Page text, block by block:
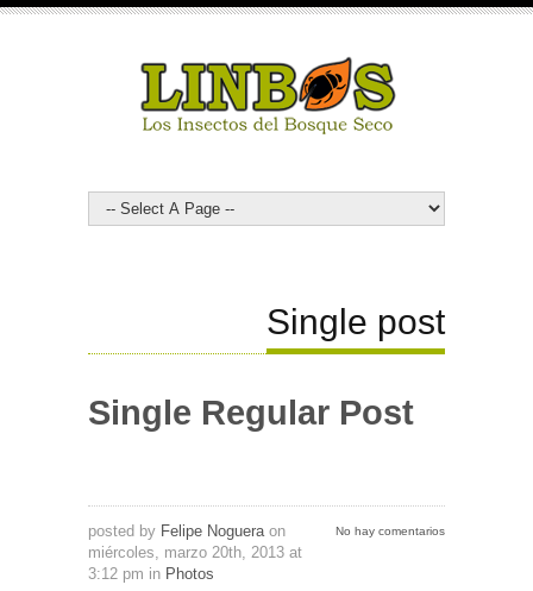
Single post
Single Regular Post
No hay comentarios
posted by Felipe Nogueraon
miércoles, marzo 20th, 2013 at
3:12 pm in Photos